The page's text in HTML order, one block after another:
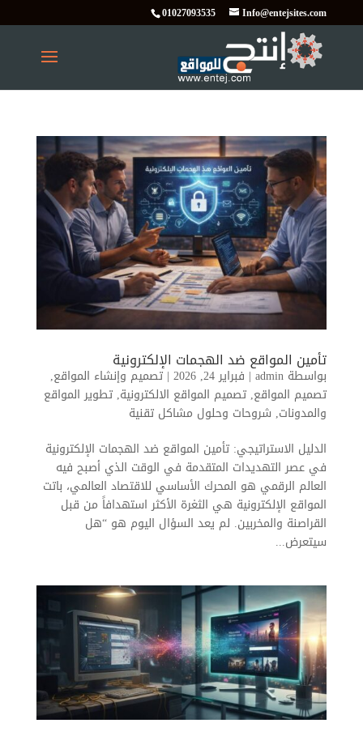
01027093535 Info@entejsites.com
تأمين المواقع ضد الهجمات الإلكترونية
بواسطة admin
| فبراير 24, 2026 |تصميم وإنشاء المواقع,
تصميم المواقع,تصميم المواقع الالكترونية,تطوير المواقع
والمدونات, شروحات وحلول مشاكل تقنية
الدليل الاستراتيجي: تأمين المواقع ضد الهجمات الإلكترونية
في عصر التهديدات المتقدمة في الوقت الذي أصبح فيه
العالم الرقمي هو المحرك الأساسي للاقتصاد العالمي، باتت
المواقع الإلكترونية هي الثغرة الأكثر استهدافاً من قبل
القراصنة والمخربين. لم يعد السؤال اليوم هو “هل
سيتعرض...